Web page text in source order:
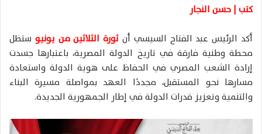
ن
كتب | حسن النجار
أكد الرئيس عبد الفتاح السيسي أن ثورة الثلاثين من يونيو ستظل
محطة وطنية فارقة في تاريخ الدولة المصرية، باعتبارها جسدت
إرادة الشعب المصري في الحفاظ على هوية الدولة واستعادة
مسارها نحو المستقبل، مجددًا العهد بمواصلة مسيرة البناء
والتنمية وتعزيز قدرات الدولة في إطار الجمهورية الجديدة.